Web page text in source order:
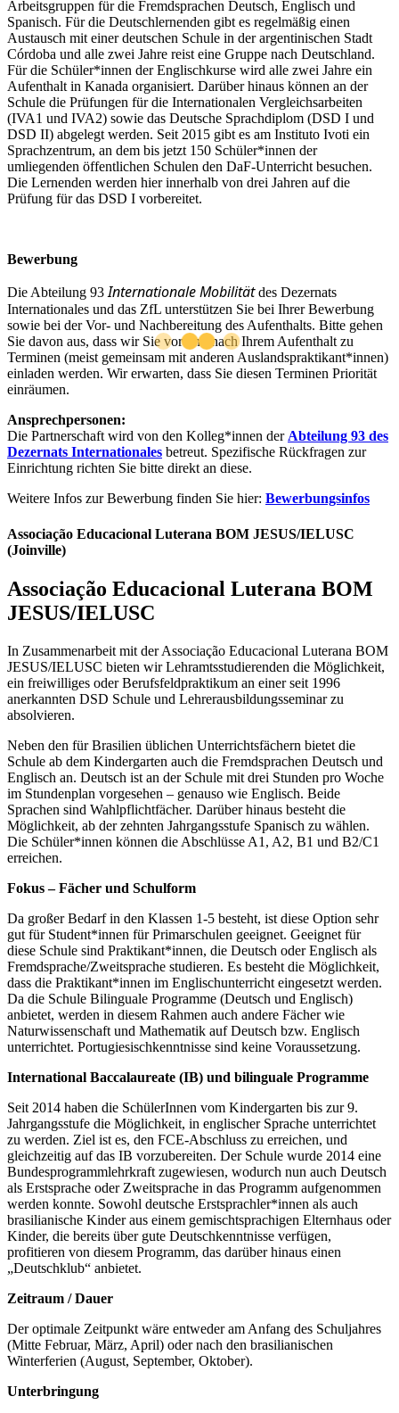
Arbeitsgruppen für die Fremdsprachen Deutsch, Englisch und
Spanisch. Für die Deutschlernenden gibt es regelmäßig einen
Austausch mit einer deutschen Schule in der argentinischen Stadt
Córdoba und alle zwei Jahre reist eine Gruppe nach Deutschland.
Für die Schüler*innen der Englischkurse wird alle zwei Jahre ein
Aufenthalt in Kanada organisiert. Darüber hinaus können an der
Schule die Prüfungen für die Internationalen Vergleichsarbeiten
(IVA1 und IVA2) sowie das Deutsche Sprachdiplom (DSD I und
DSD II) abgelegt werden. Seit 2015 gibt es am Instituto Ivoti ein
Sprachzentrum, an dem bis jetzt 150 Schüler*innen der
umliegenden öffentlichen Schulen den DaF-Unterricht besuchen.
Die Lernenden werden hier innerhalb von drei Jahren auf die
Prüfung für das DSD I vorbereitet.
Bewerbung
Die Abteilung 93 Internationale Mobilitätdes Dezernats
Internationales und das ZfL unterstützen Sie bei Ihrer Bewerbung
sowie bei der Vor- und Nachbereitung des Aufenthalts. Bitte gehen
Sie davon aus, dass wir Sie vor und nach Ihrem Aufenthalt zu
Terminen (meist gemeinsam mit anderen Auslandspraktikant*innen)
einladen werden. Wir erwarten, dass Sie diesen Terminen Priorität
einräumen.
Ansprechpersonen:
Die Partnerschaft wird von den Kolleg*innen der Abteilung 93 des
Dezernats Internationales betreut. Spezifische Rückfragen zur
Einrichtung richten Sie bitte direkt an diese.
Weitere Infos zur Bewerbung finden Sie hier: Bewerbungsinfos
Associação Educacional Luterana BOM JESUS/IELUSC
(Joinville)
Associação Educacional Luterana BOM
JESUS/IELUSC
In Zusammenarbeit mit der Associação Educacional Luterana BOM
JESUS/IELUSC bieten wir Lehramtsstudierenden die Möglichkeit,
ein freiwilliges oder Berufsfeldpraktikum an einer seit 1996
anerkannten DSD Schule und Lehrerausbildungsseminar zu
absolvieren.
Neben den für Brasilien üblichen Unterrichtsfächern bietet die
Schule ab dem Kindergarten auch die Fremdsprachen Deutsch und
Englisch an. Deutsch ist an der Schule mit drei Stunden pro Woche
im Stundenplan vorgesehen – genauso wie Englisch. Beide
Sprachen sind Wahlpflichtfächer. Darüber hinaus besteht die
Möglichkeit, ab der zehnten Jahrgangsstufe Spanisch zu wählen.
Die Schüler*innen können die Abschlüsse A1, A2, B1 und B2/C1
erreichen.
Fokus – Fächer und Schulform
Da großer Bedarf in den Klassen 1-5 besteht, ist diese Option sehr
gut für Student*innen für Primarschulen geeignet. Geeignet für
diese Schule sind Praktikant*innen, die Deutsch oder Englisch als
Fremdsprache/Zweitsprache studieren. Es besteht die Möglichkeit,
dass die Praktikant*innen im Englischunterricht eingesetzt werden.
Da die Schule Bilinguale Programme (Deutsch und Englisch)
anbietet, werden in diesem Rahmen auch andere Fächer wie
Naturwissenschaft und Mathematik auf Deutsch bzw. Englisch
unterrichtet. Portugiesischkenntnisse sind keine Voraussetzung.
International Baccalaureate (IB) und bilinguale Programme
Seit 2014 haben die SchülerInnen vom Kindergarten bis zur 9.
Jahrgangsstufe die Möglichkeit, in englischer Sprache unterrichtet
zu werden. Ziel ist es, den FCE-Abschluss zu erreichen, und
gleichzeitig auf das IB vorzubereiten. Der Schule wurde 2014 eine
Bundesprogrammlehrkraft zugewiesen, wodurch nun auch Deutsch
als Erstsprache oder Zweitsprache in das Programm aufgenommen
werden konnte. Sowohl deutsche Erstsprachler*innen als auch
brasilianische Kinder aus einem gemischtsprachigen Elternhaus oder
Kinder, die bereits über gute Deutschkenntnisse verfügen,
profitieren von diesem Programm, das darüber hinaus einen
„Deutschklub“ anbietet.
Zeitraum / Dauer
Der optimale Zeitpunkt wäre entweder am Anfang des Schuljahres
(Mitte Februar, März, April) oder nach den brasilianischen
Winterferien (August, September, Oktober).
Unterbringung